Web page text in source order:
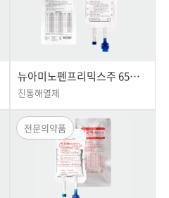
뉴아미노펜프리믹스주 65m
L/백
진통해열제
전문의약품